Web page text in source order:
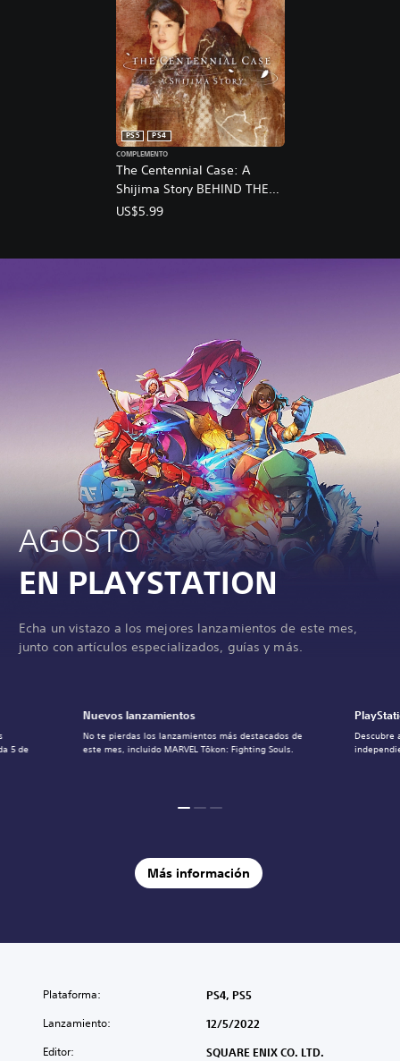
The Centennial Case: A
Shijima Story BEHIND THE
SCENES
PS5
PS4
COMPLEMENTO
US$5.99
AGOSTO
EN PLAYSTATION
Echa un vistazo a los mejores lanzamientos de este mes,
junto con artículos especializados, guías y más.
Nuevos lanzamientos
No te pierdas los lanzamientos más destacados de
este mes, incluido MARVEL Tōkon: Fighting Souls.
Descubre
5 de
Más información
Plataforma: PS4, PS5
Lanzamiento: 12/5/2022
Editor: SQUARE ENIX CO. LTD.